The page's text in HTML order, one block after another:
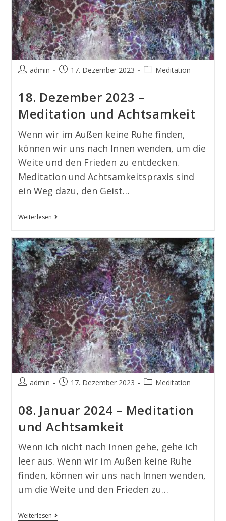
admin 17. Dezember 2023 Meditation
18. Dezember 2023 –
Meditation und Achtsamkeit
Wenn wir im Außen keine Ruhe finden,
können wir uns nach Innen wenden, um die
Weite und den Frieden zu entdecken.
Meditation und Achtsamkeitspraxis sind
ein Weg dazu, den Geist…
Weiterlesen
admin 17. Dezember 2023 Meditation
08. Januar 2024 – Meditation
und Achtsamkeit
Wenn ich nicht nach Innen gehe, gehe ich
leer aus. Wenn wir im Außen keine Ruhe
finden, können wir uns nach Innen wenden,
um die Weite und den Frieden zu…
Weiterlesen